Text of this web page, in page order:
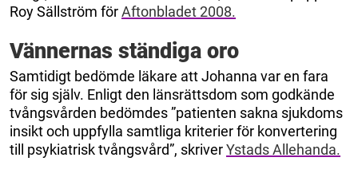
Roy Sällström förAftonbladet 2008.
Vännernas ständiga oro
Samtidigt bedömde läkare att Johanna var en fara
för sig själv. Enligt den länsrättsdom som godkände
tvångsvården bedömdes ”patienten sakna sjukdoms
insikt och uppfylla samtliga kriterier för konvertering
till psykiatrisk tvångsvård”, skriverYstads Allehanda.